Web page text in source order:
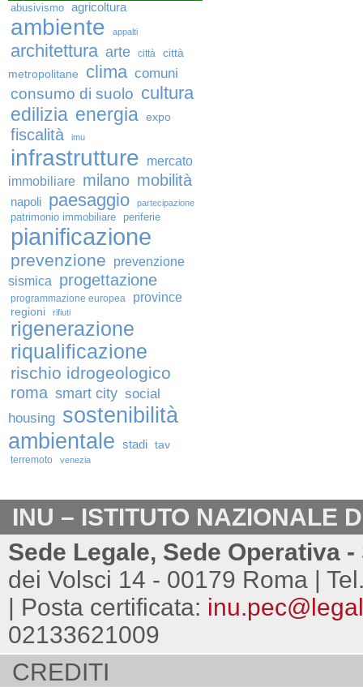
abusivismo agricoltura
ambiente appalti
architettura arte città
città
metropolitane
clima comuni
consumo di suolo cultura
edilizia energia expo
fiscalità imu
infrastrutture
mercato
immobiliare milano mobilità
napoli paesaggio partecipazione
patrimonio immobiliare periferie
pianificazione
prevenzione
prevenzione
sismica
progettazione
programmazione europea province
regioni rifiuti
rigenerazione
riqualificazione
rischio idrogeologico
roma smart city social
housing sostenibilità
ambientale stadi tav
terremoto venezia
INU – ISTITUTO NAZIONALE
Sede Legale, Sede Operativa
dei Volsci 14 - 00179 Roma |
| Posta certificata:
02133621009
CREDITI